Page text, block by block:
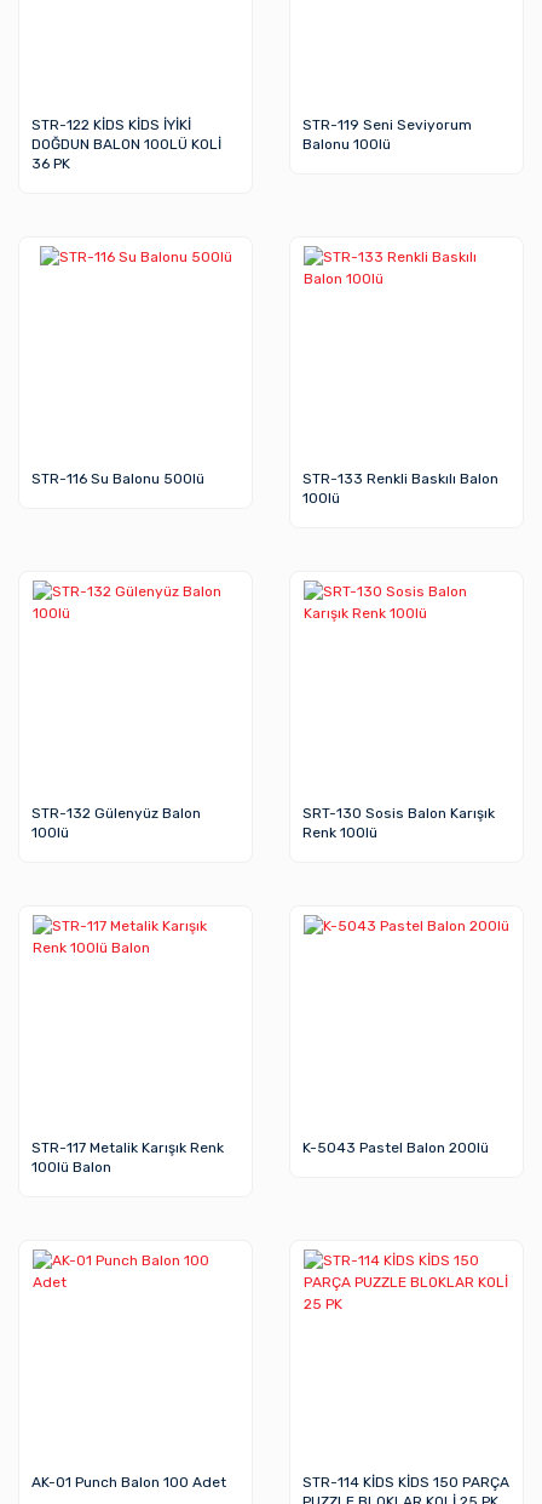
STR-122 KİDS KİDS İYİKİ
DOĞDUN BALON 100LÜ KOLİ
36 PK
STR-119 Seni Seviyorum
Balonu 100lü
STR-116 Su Balonu 500lü
STR-133 Renkli Baskılı Balon
100lü
STR-132 Gülenyüz Balon
100lü
SRT-130 Sosis Balon Karışık
Renk 100lü
STR-117 Metalik Karışık Renk
100lü Balon
K-5043 Pastel Balon 200lü
AK-01 Punch Balon 100 Adet
STR-114 KİDS KİDS 150 PARÇA